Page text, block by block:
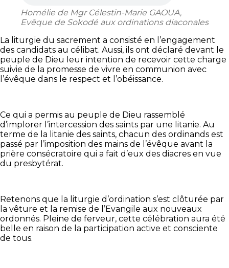
Homélie de Mgr Célestin-Marie GAOUA,
Evêque de Sokodé aux ordinations diaconales
La liturgie du sacrement a consisté en l’engagement
des candidats au célibat. Aussi, ils ont déclaré devant le
peuple de Dieu leur intention de recevoir cette charge
suivie de la promesse de vivre en communion avec
l’évêque dans le respect et l’obéissance.
Ce qui a permis au peuple de Dieu rassemblé
d’implorer l’intercession des saints par une litanie. Au
terme de la litanie des saints, chacun des ordinands est
passé par l’imposition des mains de l’évêque avant la
prière consécratoire qui a fait d’eux des diacres en vue
du presbytérat.
Retenons que la liturgie d’ordination s’est clôturée par
la vêture et la remise de l’Evangile aux nouveaux
ordonnés. Pleine de ferveur, cette célébration aura été
belle en raison de la participation active et consciente
de tous.